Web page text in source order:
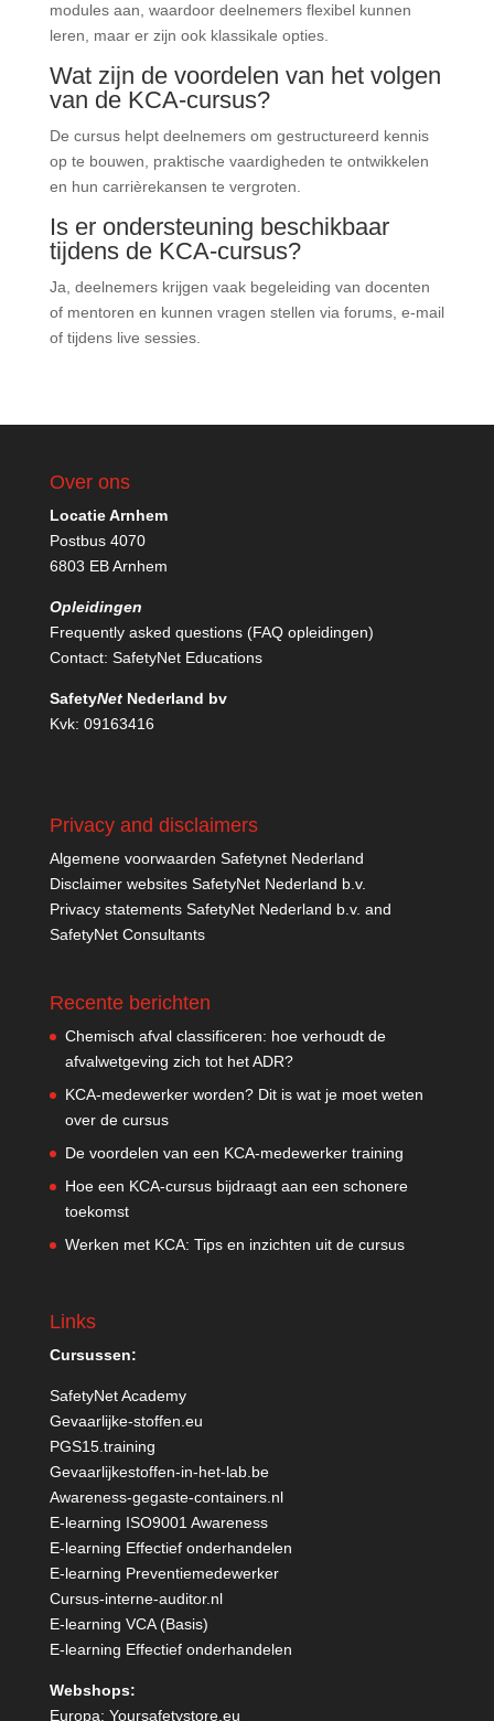
modules aan, waardoor deelnemers flexibel kunnen
leren, maar er zijn ook klassikale opties.
Wat zijn de voordelen van het volgen
van de KCA-cursus?
De cursus helpt deelnemers om gestructureerd kennis
op te bouwen, praktische vaardigheden te ontwikkelen
en hun carrièrekansen te vergroten.
Is er ondersteuning beschikbaar
tijdens de KCA-cursus?
Ja, deelnemers krijgen vaak begeleiding van docenten
of mentoren en kunnen vragen stellen via forums, e-mail
of tijdens live sessies.
Over ons
Locatie Arnhem
Postbus 4070
6803 EB Arnhem
Opleidingen
Frequently asked questions (FAQ opleidingen)
Contact: SafetyNet Educations
SafetyNetNederland bv
Kvk: 09163416
Privacy and disclaimers
Algemene voorwaarden Safetynet Nederland
Disclaimer websites SafetyNet Nederland b.v.
Privacy statements SafetyNet Nederland b.v. and
SafetyNet Consultants
Recente berichten
Chemisch afval classificeren: hoe verhoudt de
afvalwetgeving zich tot het ADR?
KCA-medewerker worden? Dit is wat je moet weten
over de cursus
De voordelen van een KCA-medewerker training
Hoe een KCA-cursus bijdraagt aan een schonere
toekomst
Werken met KCA: Tips en inzichten uit de cursus
Links
Cursussen:
SafetyNet Academy
Gevaarlijke-stoffen.eu
PGS15.training
Gevaarlijkestoffen-in-het-lab.be
Awareness-gegaste-containers.nl
E-learning ISO9001 Awareness
E-learning Effectief onderhandelen
E-learning Preventiemedewerker
Cursus-interne-auditor.nl
E-learning VCA (Basis)
E-learning Effectief onderhandelen
Webshops:
Europa: Yoursafetystore.eu